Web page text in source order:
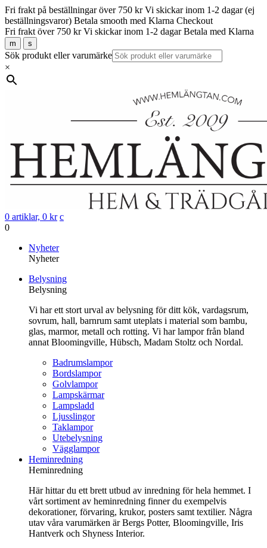
Fri frakt på beställningar över 750 kr Vi skickar inom 1-2 dagar (ej
beställningsvaror) Betala smooth med Klarna Checkout
Fri frakt över 750 kr Vi skickar inom 1-2 dagar Betala med Klarna
m s
Sök produkt eller varumärke
×
0 artiklar, 0 kr c
0
innehåll
Nyheter
Nyheter
Belysning
Belysning
Vi har ett stort urval av belysning för ditt kök, vardagsrum,
sovrum, hall, barnrum samt uteplats i material som bambu,
glas, marmor, metall och rotting. Vi har lampor från bland
annat Bloomingville, Hübsch, Madam Stoltz och Nordal.
Badrumslampor
Bordslampor
Golvlampor
Lampskärmar
Lampsladd
Ljusslingor
Taklampor
Utebelysning
Vägglampor
Heminredning
Heminredning
Här hittar du ett brett utbud av inredning för hela hemmet. I
vårt sortiment av heminredning finner du exempelvis
dekorationer, förvaring, krukor, posters samt textilier. Några
utav våra varumärken är Bergs Potter, Bloomingville, Iris
Hantverk och Shyness Interior.